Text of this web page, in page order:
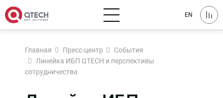
EN
Главная Пресс-центр
События
Линейка ИБП QTECH и перспективы
сотрудничества